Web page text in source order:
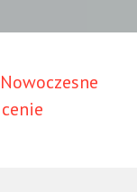
Nowoczesne